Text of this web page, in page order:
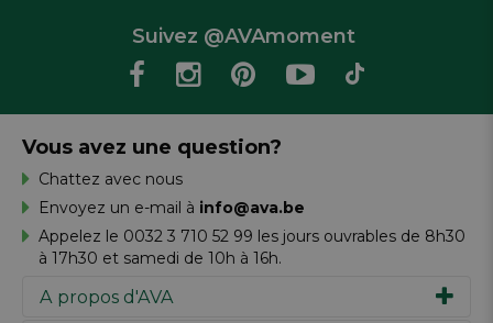
Suivez @AVAmoment
A propos d'AVA
Vous avez une question?
Chattez avec nous
Envoyez un e-mail à info@ava.be
Appelez le 0032 3 710 52 99 les jours ouvrables de 8h30
à 17h30 et samedi de 10h à 16h.